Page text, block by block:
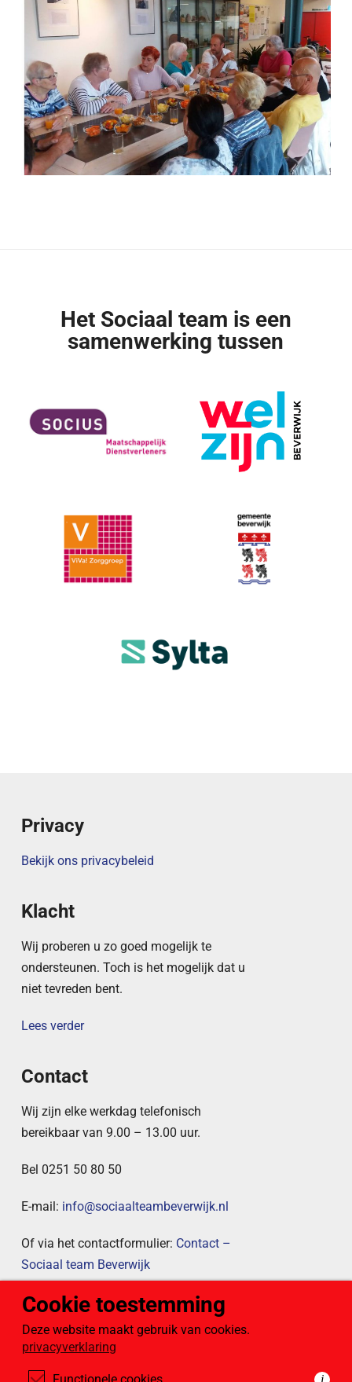
Het Sociaal team is een
samenwerking tussen
Privacy
Bekijk ons privacybeleid
Klacht
Wij proberen u zo goed mogelijk te
ondersteunen. Toch is het mogelijk dat u
niet tevreden bent.
Lees verder
Contact
Wij zijn elke werkdag telefonisch
bereikbaar van 9.00 – 13.00 uur.
Bel 0251 50 80 50
E-mail: info@sociaalteambeverwijk.nl
Of via het contactformulier: Contact –
Sociaal team Beverwijk
Publicaties
Hier vindt u eerdere publicaties van
Sociaal team Beverwijk, zoals onze
Cookie toestemming
Deze website maakt gebruik van cookies.
privacyverklaring
Functionele cookies
i